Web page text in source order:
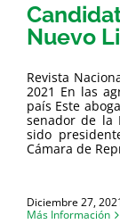
Nuevo
Revista
2021 En las
país Este
senador de la
sido
Cámara de
Diciembre 27,
Más Información